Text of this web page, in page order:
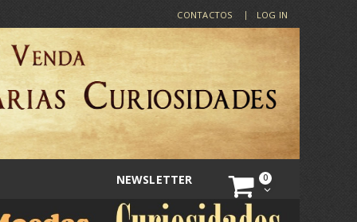
CONTACTOS LOG IN
0
NEWSLETTER